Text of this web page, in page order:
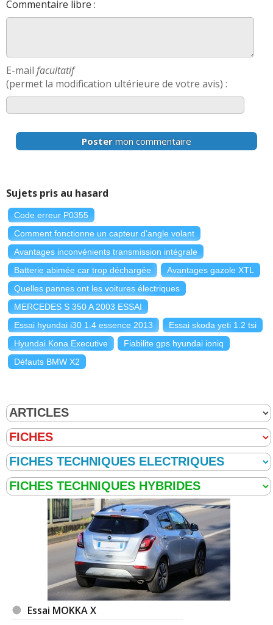
Commentaire libre :
E-mail facultatif
(permet la modification ultérieure de votre avis) :
Poster mon commentaire
Sujets pris au hasard
Code erreur P0355
Comment fonctionne un capteur d'angle volant
Avantages inconvénients transmission intégrale
Batterie abimée car trop déchargée
Avantages gazole XTL
Quelles pannes ont les voitures électriques
MERCEDES S 350 A 2003 ESSAI
Essai hyundai i30 1.4 essence 2013
Essai skoda yeti 1.2 tsi
Hyundai Kona Executive
Fiabilite gps hyundai ioniq
Défauts BMW X2
Essai MOKKA X